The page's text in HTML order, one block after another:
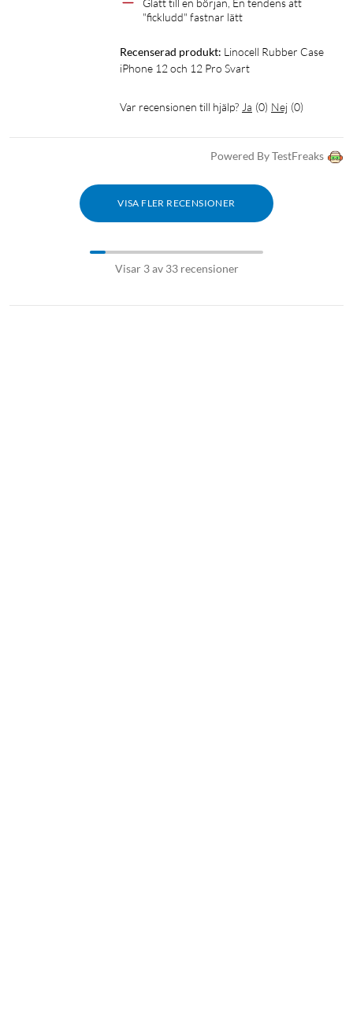
Glatt till en början, En tendens att
"fickludd" fastnar lätt
Recenserad produkt: Linocell Rubber Case
iPhone 12 och 12 Pro Svart
Var recensionen till hjälp? Ja (0) Nej (0)
Powered By TestFreaks
VISA FLER RECENSIONER
Visar 3 av 33 recensioner